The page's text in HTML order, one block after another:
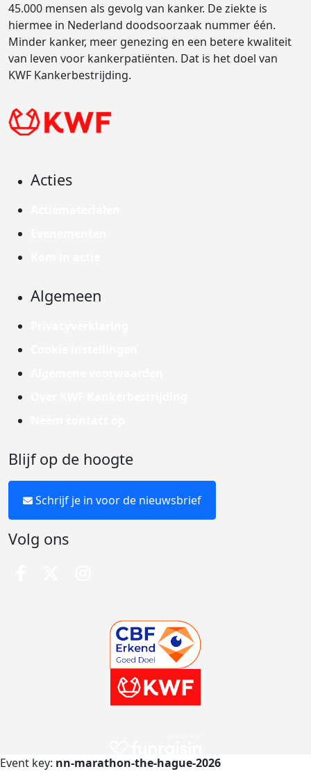
45.000 mensen als gevolg van kanker. De ziekte is
hiermee in Nederland doodsoorzaak nummer één.
Minder kanker, meer genezing en een betere kwaliteit
van leven voor kankerpatiënten. Dat is het doel van
KWF Kankerbestrijding.
Acties
Algemeen
Blijf op de hoogte
Schrijf je in voor de nieuwsbrief
Volg ons
Event key: nn-marathon-the-hague-2026